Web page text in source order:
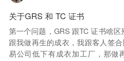
关于GRS 和 TC 证书
第一个问题，GRS 跟TC 证书啥
跟我做再生的成衣，我跟客人签
易公司低下有成衣加工厂，那做